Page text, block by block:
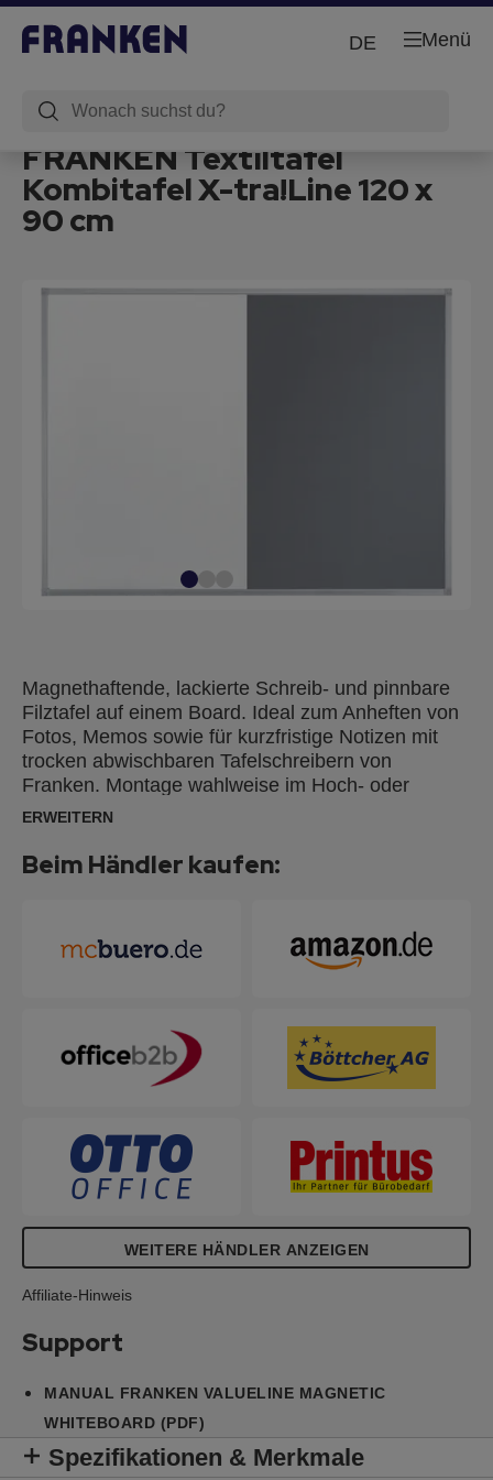
Menü
DE
FRANKEN Textiltafel
Kombitafel X-tra!Line 120 x
90 cm
Magnethaftende, lackierte Schreib- und pinnbare
Filztafel auf einem Board. Ideal zum Anheften von
Fotos, Memos sowie für kurzfristige Notizen mit
trocken abwischbaren Tafelschreibern von
Franken. Montage wahlweise im Hoch- oder
Querformat mit Spiegelaufhängung oder verdeckt
Spiegelaufhängung, Schrauben und Dübel.
ERWEITERN
Beim Händler kaufen:
WEITERE HÄNDLER ANZEIGEN
Affiliate-Hinweis
Support
MANUAL FRANKEN VALUELINE MAGNETIC
WHITEBOARD (PDF)
Spezifikationen & Merkmale